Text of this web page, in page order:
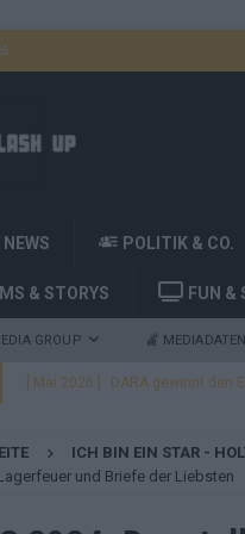
NEWS POLITIK & CO.
& STORYS FUN &
GROUP MEDIADATEN
[ Mai 2026 ] DARA gewinnt den
[ Mai 2026 ] JJ, Lordi, Verka
ICH BIN EIN STAR -
und Briefe der Liebsten